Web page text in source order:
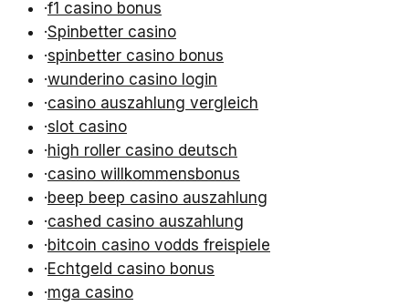
·f1 casino bonus
·Spinbetter casino
·spinbetter casino bonus
·wunderino casino login
·casino auszahlung vergleich
·slot casino
·high roller casino deutsch
·casino willkommensbonus
·beep beep casino auszahlung
·cashed casino auszahlung
·bitcoin casino vodds freispiele
·Echtgeld casino bonus
·mga casino